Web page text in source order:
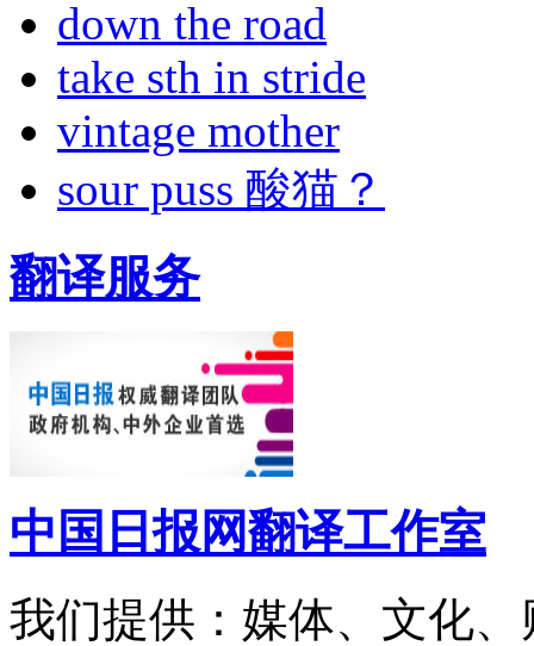
down the road
take sth in stride
vintage mother
sour puss 酸猫？
翻译服务
中国日报网翻译工作室
我们提供：媒体、文化